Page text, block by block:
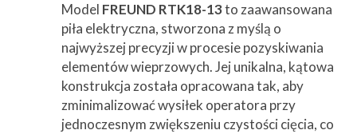
Model FREUND RTK18-13to zaawansowana
piła elektryczna, stworzona z myślą o
najwyższej precyzji w procesie pozyskiwania
elementów wieprzowych. Jej unikalna, kątowa
konstrukcja została opracowana tak, aby
zminimalizować wysiłek operatora przy
jednoczesnym zwiększeniu czystości cięcia, co